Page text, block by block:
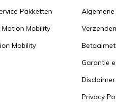
Pakketten
Mobility
Mobility
Garantie
Disclaimer
Privacy
Product Naam*
Gewenste
Product Naam*
Gewenste
Gewenste
Opmerkingen
Product Naam*
Vraag